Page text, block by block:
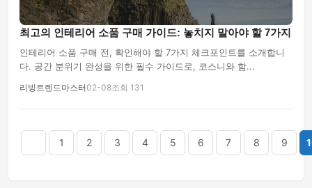
최고의 인테리어 소품 구매 가이드: 놓치지 말아야 할 7가지
인테리어 소품 구매 전, 확인해야 할 7가지 체크포인트를 소개합니
다. 공간 분위기 완성을 위한 필수 가이드로, 코스니와 함...
리빙트렌드마스터02-08조회 131
1 2 3 4 5 6 7 8 9